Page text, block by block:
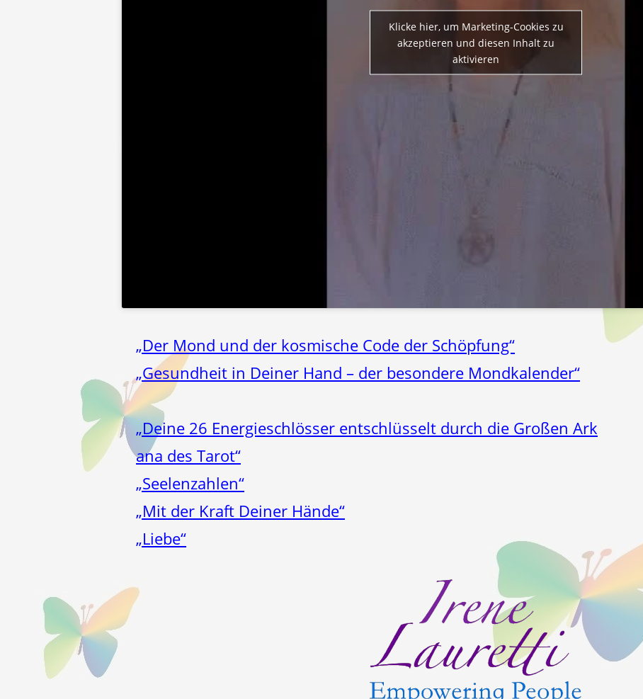
Klicke hier, um Marketing-Cookies zu
akzeptieren und diesen Inhalt zu
aktivieren
„Der Mond und der kosmische Code der Schöpfung“
„Gesundheit in Deiner Hand – der besondere Mondkalender“
„Deine 26 Energieschlösser entschlüsselt durch die Großen Ark
ana des Tarot“
„Seelenzahlen“
„Mit der Kraft Deiner Hände“
„Liebe“